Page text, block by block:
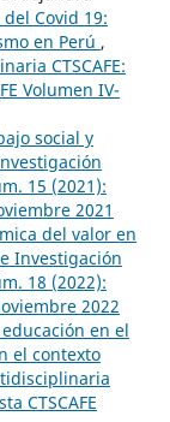
Covid 19:
en Perú ,
CTSCAFE:
Volumen IV-
social y
15 (2021):
2021
del valor en
Investigación
18 (2022):
2022
educación en el
el contexto
CTSCAFE